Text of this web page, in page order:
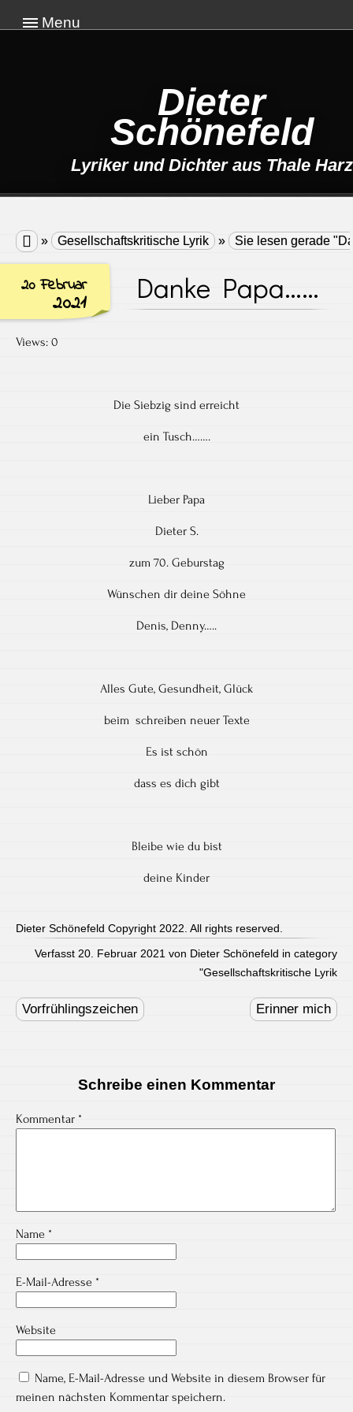
Menu
Dieter
Schönefeld
Lyriker und Dichter aus Thale Harz
 » Gesellschaftskritische Lyrik » Sie lesen gerade
20 Februar
2021 Danke Papa……
Views: 0
Die Siebzig sind erreicht
ein Tusch…….
Lieber Papa
Dieter S.
zum 70. Geburstag
Wünschen dir deine Söhne
Denis, Denny…..
Alles Gute, Gesundheit, Glück
beim schreiben neuer Texte
Es ist schön
dass es dich gibt
Bleibe wie du bist
deine Kinder
Dieter Schönefeld Copyright 2022. All rights reserved.
Verfasst 20. Februar 2021 von Dieter Schönefeld in category
"Gesellschaftskritische Lyrik
navigation
Vorfrühlingszeichen Erinner mich
Schreibe einen Kommentar
Kommentar *
Name *
E-Mail-Adresse *
Website
Name, E-Mail-Adresse und Website in diesem Browser für
meinen nächsten Kommentar speichern.